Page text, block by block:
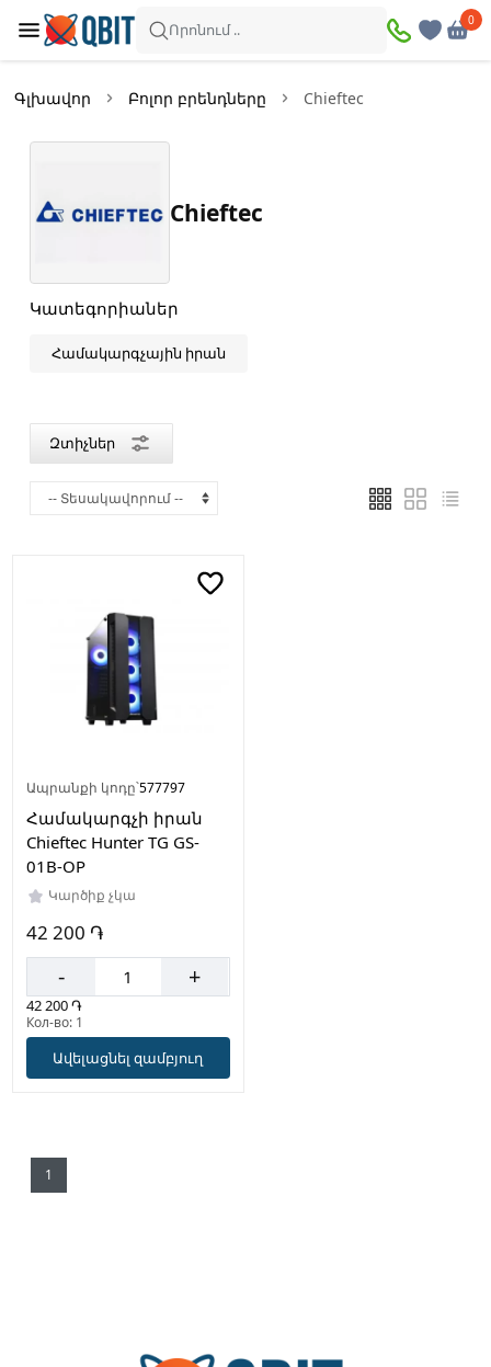
Որոնում ..
0
Գլխավոր Բոլոր բրենդները Chieftec
Chieftec
Կատեգորիաներ
Համակարգչային իրան
Զտիչներ
Զտիչներ
Գին
Արտադրող
Սնուցման
Ընդլայնման
բնիկների
քանակը
Ապրանքի կոդը՝577797
Համակարգչի իրան
Chieftec Hunter TG GS-
01B-OP
Կարծիք չկա
42 200 ֏
- +
42 200 ֏
Кол-во: 1
Ավելացնել զամբյուղ
1